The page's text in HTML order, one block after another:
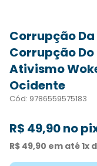
Corrupção
Corrupção
Ativismo
Ocidente
Cód: 9786559575183
R$ 49,90no
R$ 49,90 em até1x